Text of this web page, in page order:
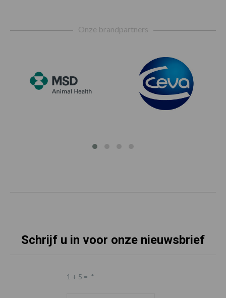
Onze brandpartners
Schrijf u in voor onze nieuwsbrief
1 + 5 = *